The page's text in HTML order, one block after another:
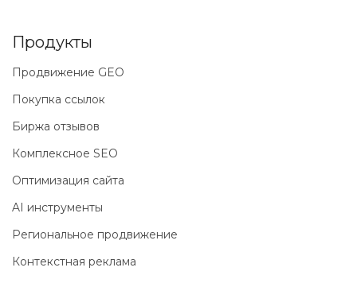
Продукты
Продвижение GEO
Покупка ссылок
Биржа отзывов
Комплексное SEO
Оптимизация сайта
AI инструменты
Региональное продвижение
Контекстная реклама